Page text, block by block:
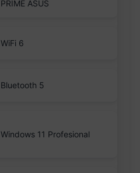
PRIME ASUS
WiFi 6
Bluetooth 5
Windows 11 Profesional